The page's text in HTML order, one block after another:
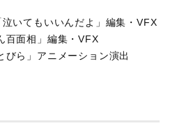
泣いてもいいんだよ」編集・VFX
百面相」編集・VFX
びら」アニメーション演出